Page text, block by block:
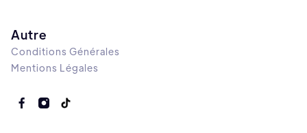
Autre
Conditions Générales
Mentions Légales